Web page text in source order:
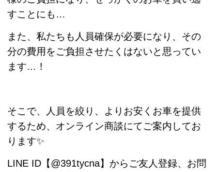
すことにも…
また、私たちも人員確保が必要になり、その
分の費用をご負担させたくはないと思ってい
ます…！
そこで、人員を絞り、よりお安くお車を提供
するため、オンライン商談にてご案内してお
ります✨
LINE ID【@391tycna】からご友人登録、お問